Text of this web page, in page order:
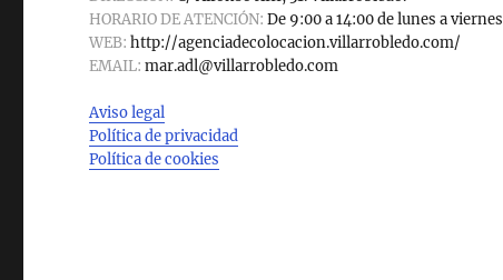
HORARIO DE ATENCIÓN: De 9:00 a 14:00 de lunes a viernes
WEB: http://agenciadecolocacion.villarrobledo.com/
EMAIL: mar.adl@villarrobledo.com
Aviso legal
Política de privacidad
Política de cookies